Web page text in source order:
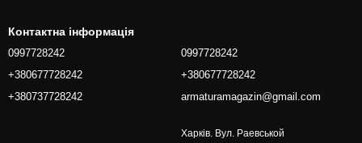
Контактна інформація
0997728242
+380677728242
+380737728242
0997728242
+380677728242
armaturamagazin@gmail.com
Харків. Вул. Раевськой